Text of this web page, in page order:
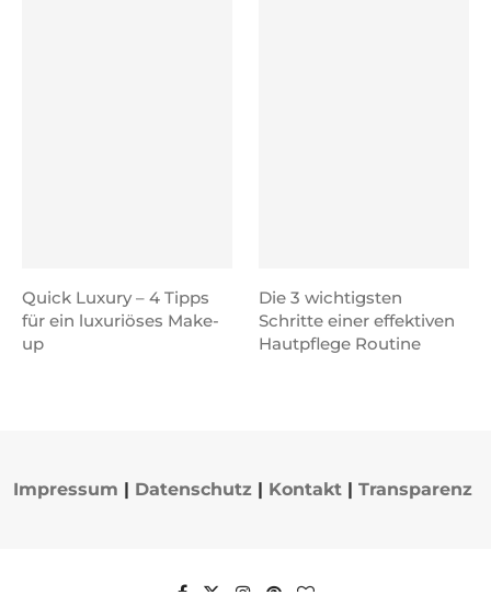
Quick Luxury – 4 Tipps
für ein luxuriöses Make-
up
Die 3 wichtigsten
Schritte einer effektiven
Hautpflege Routine
Impressum | Datenschutz | Kontakt | Transparenz